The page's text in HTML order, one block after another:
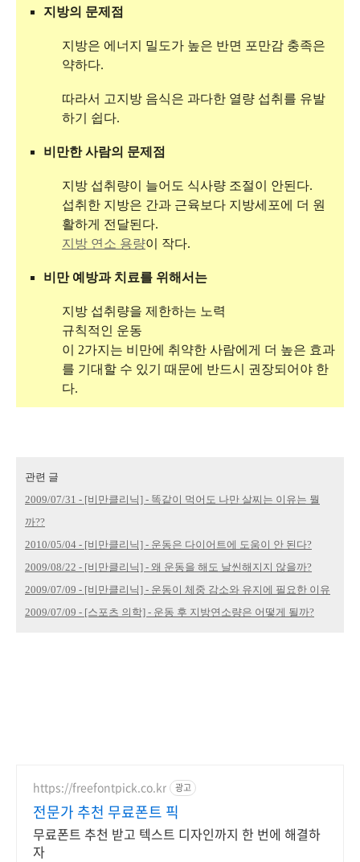
지방의 문제점
지방은 에너지 밀도가 높은 반면 포만감 충족은
약하다.
따라서 고지방 음식은 과다한 열량 섭취를 유발
하기 쉽다.
비만한 사람의 문제점
지방 섭취량이 늘어도 식사량 조절이 안된다.
섭취한 지방은 간과 근육보다 지방세포에 더 원
활하게 전달된다.
지방 연소 용량이 작다.
비만 예방과 치료를 위해서는
지방 섭취량을 제한하는 노력
규칙적인 운동
이 2가지는 비만에 취약한 사람에게 더 높은 효과
를 기대할 수 있기 때문에 반드시 권장되어야 한
다.
관련 글
2009/07/31 - [비만클리닉] - 똑같이 먹어도 나만 살찌는 이유는 뭘
까??
2010/05/04 - [비만클리닉] - 운동은 다이어트에 도움이 안 된다?
2009/08/22 - [비만클리닉] - 왜 운동을 해도 날씬해지지 않을까?
2009/07/09 - [비만클리닉] - 운동이 체중 감소와 유지에 필요한 이유
2009/07/09 - [스포츠 의학] - 운동 후 지방연소량은 어떻게 될까?
https://freefontpick.co.kr 광고
전문가 추천 무료폰트 픽
무료폰트 추천 받고 텍스트 디자인까지 한 번에 해결하
자